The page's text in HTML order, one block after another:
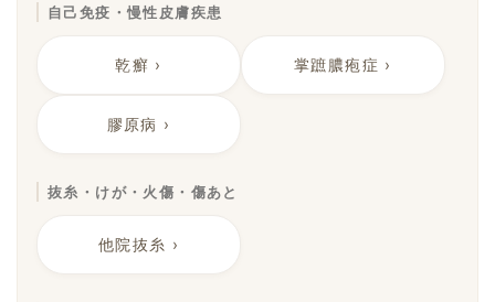
自己免疫・慢性皮膚疾患
乾癬 › 掌蹠膿疱症 ›
膠原病 ›
抜糸・けが・火傷・傷あと
他院抜糸 ›